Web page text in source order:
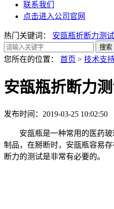
联系我们
点击进入公司官网
热门关键词： 安瓿瓶折断力测
您所在的位置： 首页 > 技术支
安瓿瓶折断力
发布时间：2019-03-25
安瓿瓶是一种常用的医药玻璃
制品，在掰断时，安瓿瓶容易
断力的测试是非常有必要的。